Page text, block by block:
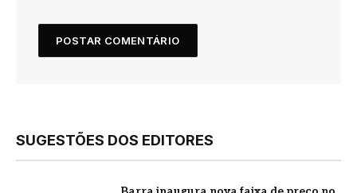
SUGESTÕES DOS EDITORES